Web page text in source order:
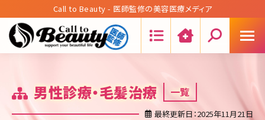
Call to Beauty - 医師監修の美容医療メディア
男性診療・毛髪治療 一覧
最終更新日：2025年11月21日